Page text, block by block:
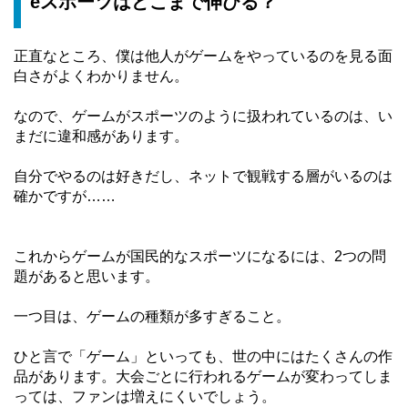
正直なところ、僕は他人がゲームをやっているのを見る面
白さがよくわかりません。
なので、ゲームがスポーツのように扱われているのは、い
まだに違和感があります。
自分でやるのは好きだし、ネットで観戦する層がいるのは
確かですが……
これからゲームが国民的なスポーツになるには、2つの問
題があると思います。
一つ目は、ゲームの種類が多すぎること。
ひと言で「ゲーム」といっても、世の中にはたくさんの作
品があります。大会ごとに行われるゲームが変わってしま
っては、ファンは増えにくいでしょう。